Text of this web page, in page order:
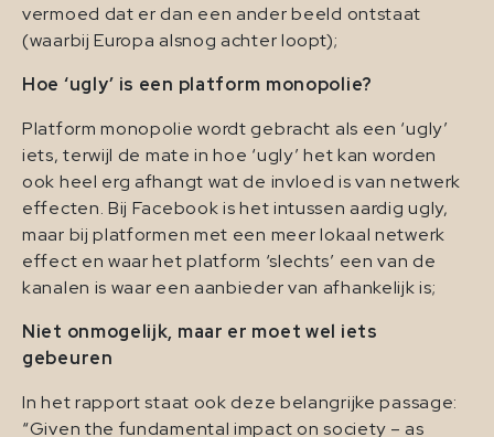
vermoed dat er dan een ander beeld ontstaat
(waarbij Europa alsnog achter loopt);
Hoe ‘ugly’ is een platform monopolie?
Platform monopolie wordt gebracht als een ‘ugly’
iets, terwijl de mate in hoe ‘ugly’ het kan worden
ook heel erg afhangt wat de invloed is van netwerk
effecten. Bij Facebook is het intussen aardig ugly,
maar bij platformen met een meer lokaal netwerk
effect en waar het platform ‘slechts’ een van de
kanalen is waar een aanbieder van afhankelijk is;
Niet onmogelijk, maar er moet wel iets
gebeuren
In het rapport staat ook deze belangrijke passage:
“Given the fundamental impact on society – as